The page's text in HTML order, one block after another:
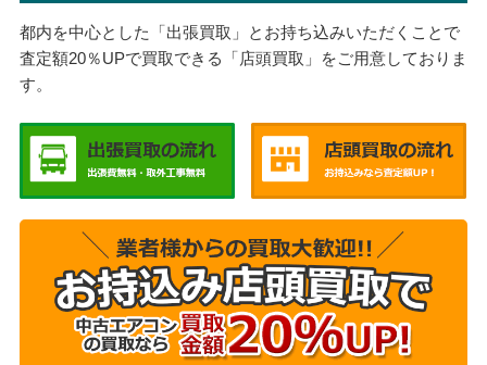
都内を中心とした「出張買取」とお持ち込みいただくことで
査定額20％UPで買取できる「店頭買取」をご用意しておりま
す。